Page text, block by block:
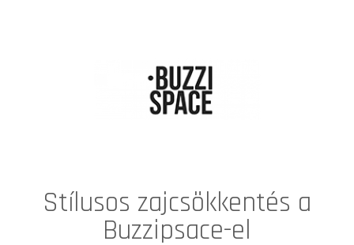
Stílusos zajcsökkentés a
Buzzipsace-el